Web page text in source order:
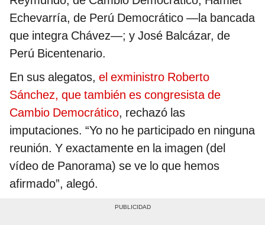
Echevarría, de Perú Democrático —la bancada
que integra Chávez—; y José Balcázar, de
Perú Bicentenario.
En sus alegatos, el exministro Roberto
Sánchez, que también es congresista de
Cambio Democrático, rechazó las
imputaciones. “Yo no he participado en ninguna
reunión. Y exactamente en la imagen (del
vídeo de Panorama) se ve lo que hemos
afirmado”, alegó.